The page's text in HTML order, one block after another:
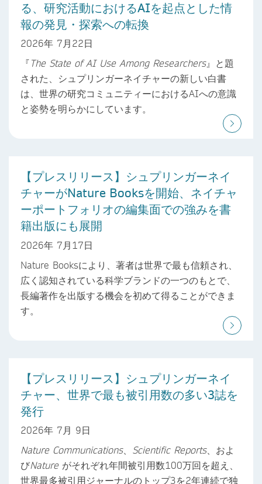
る、研究活動におけるAIを起点とした情
報の発見・探索への転換
2026年 7月22日
『The State of AI Use Among Researchers』と題
された、シュプリンガーネイチャーの新しい白書
は、世界の研究コミュニティーにおけるAIへの意識
と姿勢を明らかにしています。
【プレスリリース】シュプリンガーネイ
チャーがNature Booksを開始、ネイチャ
ーポートフォリオの編集面での強みを書
籍出版にも展開
2026年 7月17日
Nature Booksにより、著者は世界で最も信頼され、
広く認知されている科学ブランドの一つのもとで、
長編著作を出版する機会を初めて得ることができま
す。
【プレスリリース】シュプリンガーネイ
チャー、世界で最も被引用数の多い3誌を
発行
2026年 7月 9日
Nature Communications、 Scientific Reports、およ
びNatureがそれぞれ年間被引用数100万回を超え、
世界最多被引用ジャーナルのトップ3を2年連続で独